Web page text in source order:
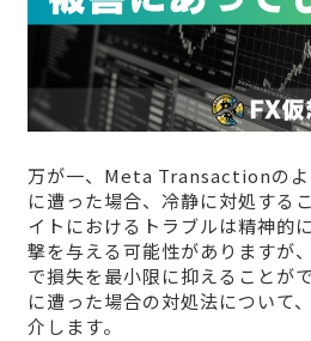
万が一、Meta Transactionのよ
に遭った場合、冷静に対処する
イトにおけるトラブルは精神的
撃を与える可能性がありますが
で損失を最小限に抑えることが
に遭った場合の対処法について
介します。